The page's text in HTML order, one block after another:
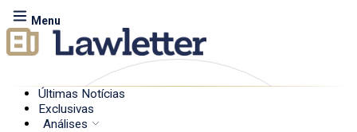
Menu
Últimas Notícias
Exclusivas
Análises